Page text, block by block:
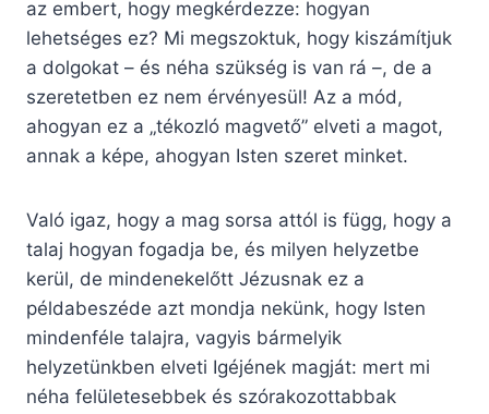
az embert, hogy megkérdezze: hogyan
lehetséges ez? Mi megszoktuk, hogy kiszámítjuk
a dolgokat – és néha szükség is van rá –, de a
szeretetben ez nem érvényesül! Az a mód,
ahogyan ez a „tékozló magvető” elveti a magot,
annak a képe, ahogyan Isten szeret minket.
Való igaz, hogy a mag sorsa attól is függ, hogy a
talaj hogyan fogadja be, és milyen helyzetbe
kerül, de mindenekelőtt Jézusnak ez a
példabeszéde azt mondja nekünk, hogy Isten
mindenféle talajra, vagyis bármelyik
helyzetünkben elveti Igéjének magját: mert mi
néha felületesebbek és szórakozottabbak